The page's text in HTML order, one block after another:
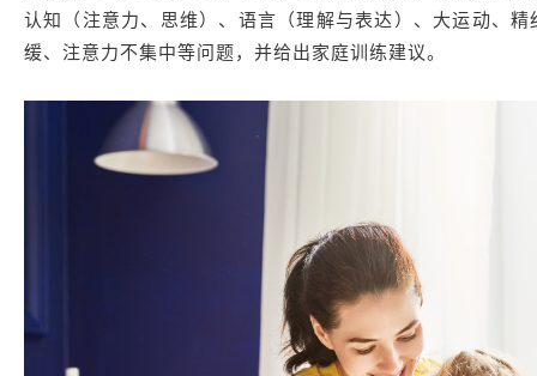
认知（注意力、思维）、语言（理解与表达）、大运动、
缓、注意力不集中等问题，并给出家庭训练建议。